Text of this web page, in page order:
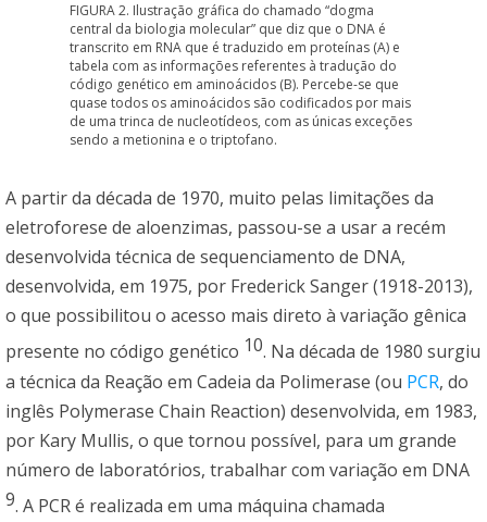
FIGURA 2. Ilustração gráfica do chamado “dogma
central da biologia molecular” que diz que o DNA é
transcrito em RNA que é traduzido em proteínas (A) e
tabela com as informações referentes à tradução do
código genético em aminoácidos (B). Percebe-se que
quase todos os aminoácidos são codificados por mais
de uma trinca de nucleotídeos, com as únicas exceções
sendo a metionina e o triptofano.
A partir da década de 1970, muito pelas limitações da
eletroforese de aloenzimas, passou-se a usar a recém
desenvolvida técnica de sequenciamento de DNA,
desenvolvida, em 1975, por Frederick Sanger (1918-2013),
o que possibilitou o acesso mais direto à variação gênica
presente no código genético 10. Na década de 1980 surgiu
a técnica da Reação em Cadeia da Polimerase (ou PCR, do
inglês Polymerase Chain Reaction) desenvolvida, em 1983,
por Kary Mullis, o que tornou possível, para um grande
número de laboratórios, trabalhar com variação em DNA
9. A PCR é realizada em uma máquina chamada